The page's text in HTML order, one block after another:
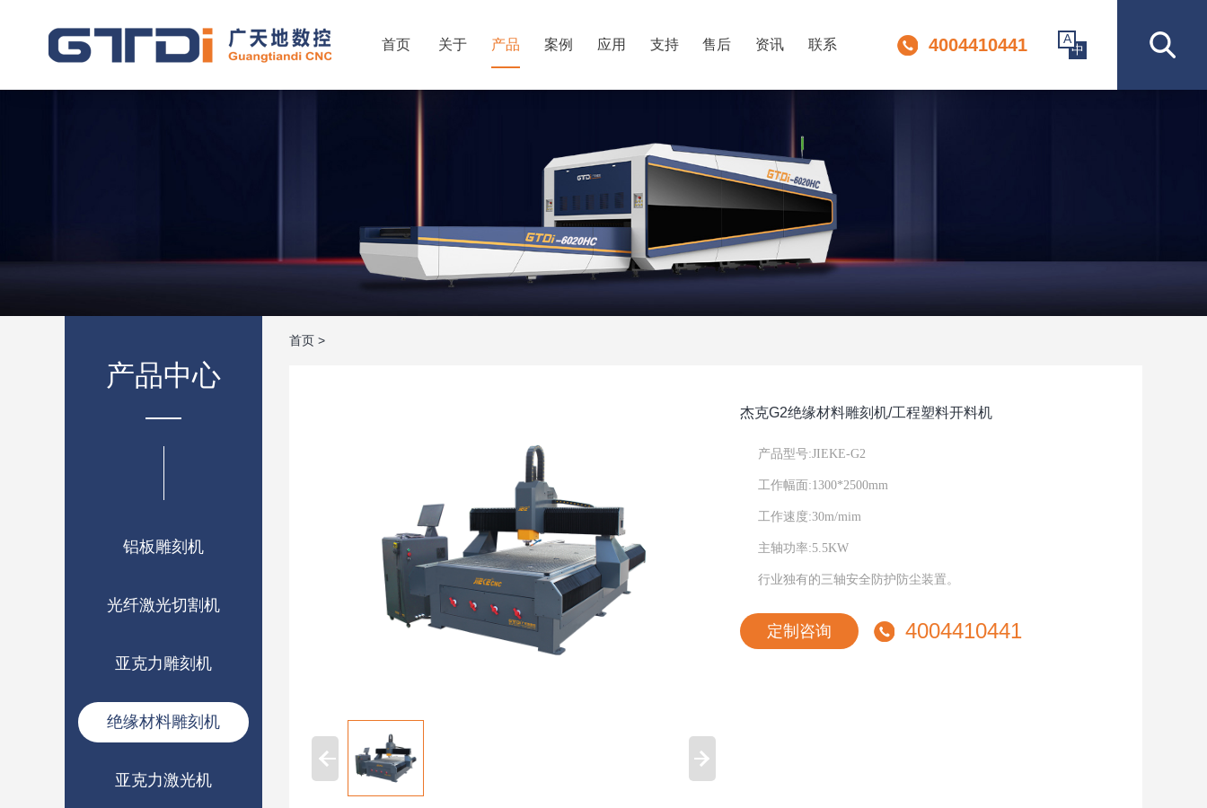
首页 关于 产品 案例 应用 支持 售后 资讯 联系 4004410441 A
中
产品中心
铝板雕刻机
光纤激光切割机
亚克力雕刻机
绝缘材料雕刻机
亚克力激光机
首页 >
杰克G2绝缘材料雕刻机/工程塑料开料机
产品型号:JIEKE-G2
工作幅面:1300*2500mm
工作速度:30m/mim
主轴功率:5.5KW
行业独有的三轴安全防护防尘装置。
定制咨询 4004410441